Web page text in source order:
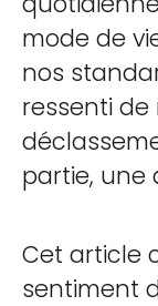
mode de
nos
ressenti de
partie, une
Cet article
sentiment